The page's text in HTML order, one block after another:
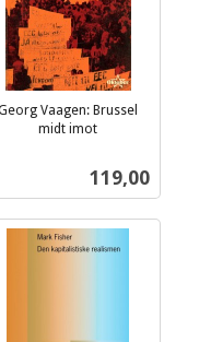
Vaagen: Brussel
midt imot
Pris
119,00